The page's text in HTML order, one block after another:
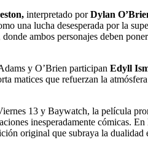
interpretado porDylan
una lucha desesperada por la
donde ambos personajes deben
y O’Brien participan Edyll
matices que refuerzan la
13 y Baywatch, la película
inesperadamente cómicas. En
original que subraya la dualidad